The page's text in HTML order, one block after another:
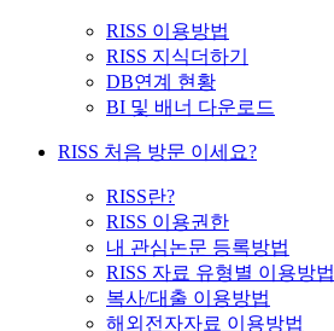
RISS 이용방법
RISS 지식더하기
DB연계 현황
BI 및 배너 다운로드
RISS 처음 방문 이세요?
RISS란?
RISS 이용권한
내 관심논문 등록방법
RISS 자료 유형별 이용방법
복사/대출 이용방법
해외전자자료 이용방법